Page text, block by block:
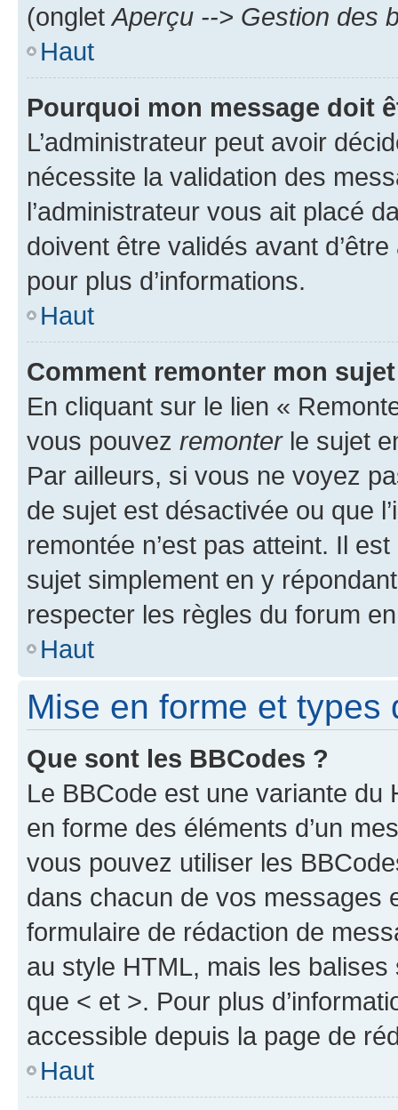
(onglet Aperçu --> Gestion des
Haut
Pourquoi mon message doit
L’administrateur peut avoir
nécessite la validation des
l’administrateur vous ait placé
doivent être validés avant
pour plus d’informations.
Haut
Comment remonter mon
En cliquant sur le lien «
vous pouvez remonterle sujet
Par ailleurs, si vous ne voyez
de sujet est désactivée ou que
remontée n’est pas atteint. Il
sujet simplement en y
respecter les règles du forum
Haut
Mise en forme et types
Que sont les BBCodes ?
Le BBCode est une variante du
en forme des éléments d’un
vous pouvez utiliser les
dans chacun de vos messages
formulaire de rédaction de
au style HTML, mais les
que < et >. Pour plus
accessible depuis la page de
Haut